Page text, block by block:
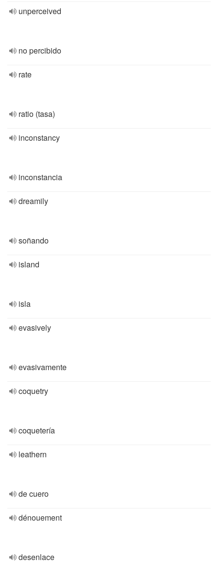
unperceived
no percibido
rate
ratio (tasa)
inconstancy
inconstancia
dreamily
soñando
island
isla
evasively
evasivamente
coquetry
coquetería
leathern
de cuero
dénouement
desenlace